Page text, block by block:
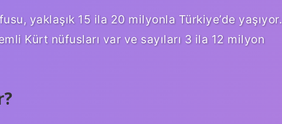
yaklaşık 15 ila 20 milyonla Türkiye’de yaşıyor.
Kürt nüfusları var ve sayıları 3 ila 12 milyon